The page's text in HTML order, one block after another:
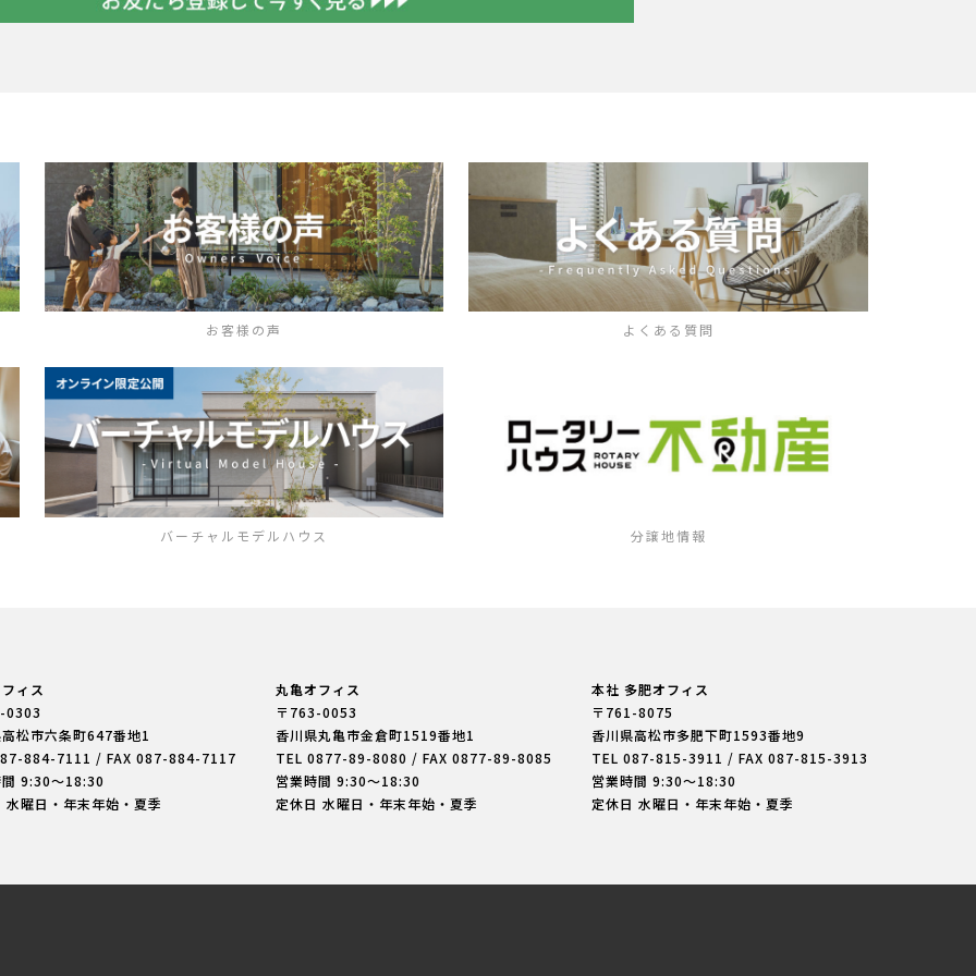
お客様の声 よくある質問
バーチャルモデルハウス 分譲地情報
ィス
0303
松市六条町647番地1
884-7111 / FAX 087-884-7117
間 9:30〜18:30
水曜日・年末年始・夏季
丸亀オフィス
〒763-0053
香川県丸亀市金倉町1519番地1
TEL0877-89-8080 / FAX 0877-89-8085
営業時間 9:30〜18:30
定休日 水曜日・年末年始・夏季
本社 多肥オフィス
〒761-8075
香川県高松市多肥下町1593番地9
TEL087-815-3911 / FAX 087-815-3913
営業時間 9:30〜18:30
定休日 水曜日・年末年始・夏季